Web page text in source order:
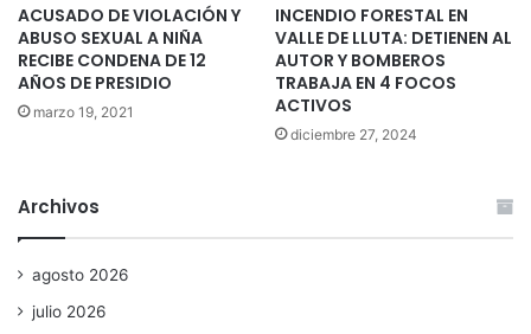
ACUSADO DE VIOLACIÓN Y
ABUSO SEXUAL A NIÑA
RECIBE CONDENA DE 12
AÑOS DE PRESIDIO
marzo 19, 2021
INCENDIO FORESTAL EN
VALLE DE LLUTA: DETIENEN AL
AUTOR Y BOMBEROS
TRABAJA EN 4 FOCOS
ACTIVOS
diciembre 27, 2024
Archivos
agosto 2026
julio 2026